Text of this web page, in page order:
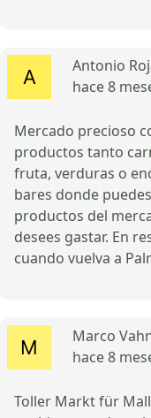
Antonio
hace 8
Mercado precioso
productos tanto
fruta, verduras o
bares donde
productos del
desees gastar. En
cuando vuelva a
Marco
hace 8
Toller Markt für